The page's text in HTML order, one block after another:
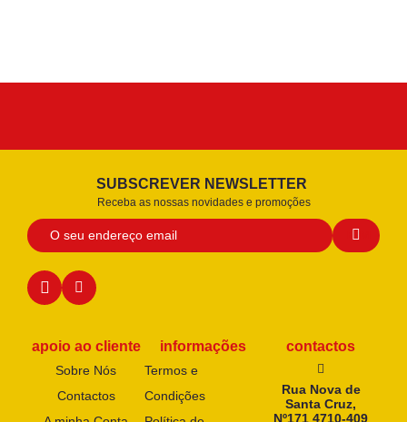
SUBSCREVER NEWSLETTER
Receba as nossas novidades e promoções
apoio ao cliente
Sobre Nós
Contactos
informações
Termos e
Condições
contactos
Rua Nova de
Santa Cruz,
Nº171 4710-409